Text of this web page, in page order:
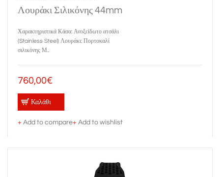
Λουράκι Σιλικόνης 44mm
Χαρακτηριστικά Κάσα: Ανοξείδωτο ατσάλι
(Stainless Steel) Λουράκι: Πορτοκαλί
σιλικόνης Μ..
760,00€
Καλάθι
+ Add to compare+ Add to wishlist